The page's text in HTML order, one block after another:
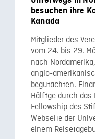
besuchen ihre
Kanada
Mitglieder des
vom 24. bis 29.
nach
anglo-
begutachten.
Hälftge durch das
Fellowship des
Webseite der
einem